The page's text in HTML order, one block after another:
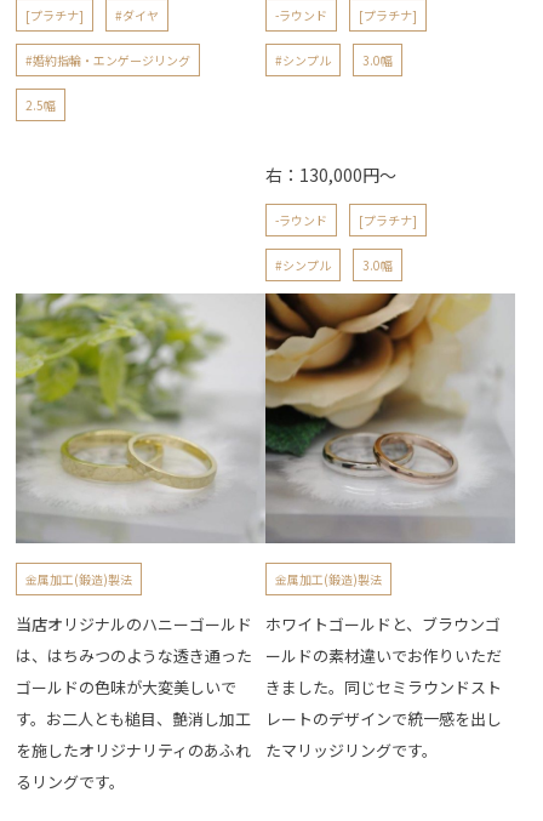
[プラチナ] #ダイヤ
#婚約指輪・エンゲージリング
2.5幅
-ラウンド [プラチナ]
#シンプル 3.0幅
右：130,000円～
-ラウンド [プラチナ]
#シンプル 3.0幅
金属加工(鍛造)製法
当店オリジナルのハニーゴールド
は、はちみつのような透き通った
ゴールドの色味が大変美しいで
す。お二人とも槌目、艶消し加工
を施したオリジナリティのあふれ
るリングです。
金属加工(鍛造)製法
ホワイトゴールドと、ブラウンゴ
ールドの素材違いでお作りいただ
きました。同じセミラウンドスト
レートのデザインで統一感を出し
たマリッジリングです。